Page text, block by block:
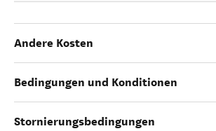
Andere Kosten
Bedingungen und Konditionen
Stornierungsbedingungen